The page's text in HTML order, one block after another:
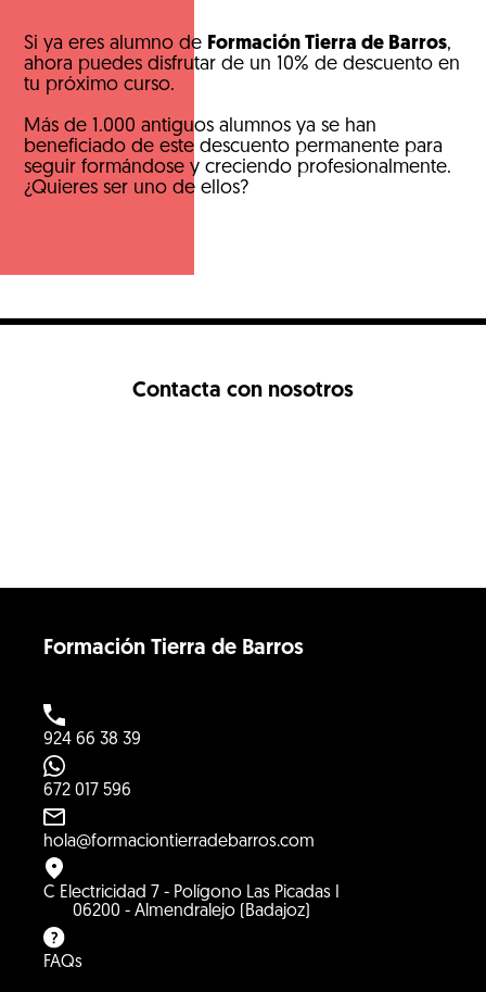
Si ya eres alumno de Formación Tierra de Barros,
ahora puedes disfrutar de un 10% de descuento en
tu próximo curso.
Más de 1.000 antiguos alumnos ya se han
beneficiado de este descuento permanente para
seguir formándose y creciendo profesionalmente.
¿Quieres ser uno de ellos?
Contacta con nosotros
Formación Tierra de Barros
924 66 38 39
672 017 596
hola@formaciontierradebarros.com
C Electricidad 7 - Polígono Las Picadas I
06200 - Almendralejo (Badajoz)
FAQs